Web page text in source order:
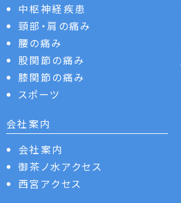
中枢神経疾患
頸部・肩の痛み
腰の痛み
股関節の痛み
膝関節の痛み
スポーツ
会社案内
会社案内
御茶ノ水アクセス
西宮アクセス